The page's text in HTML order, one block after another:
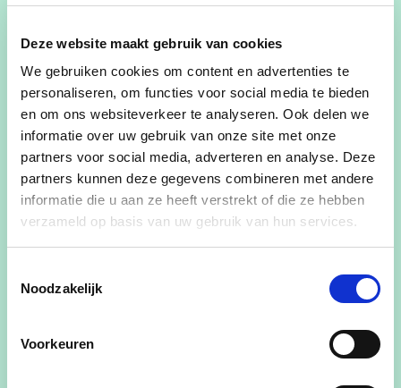
Deze website maakt gebruik van cookies
We gebruiken cookies om content en advertenties te
personaliseren, om functies voor social media te bieden
en om ons websiteverkeer te analyseren. Ook delen we
informatie over uw gebruik van onze site met onze
partners voor social media, adverteren en analyse. Deze
partners kunnen deze gegevens combineren met andere
informatie die u aan ze heeft verstrekt of die ze hebben
verzameld op basis van uw gebruik van hun services.
Noodzakelijk
Voorkeuren
Gehuwd met Inge en papa van Elodie, Leon
en Lou
Zou een goede olifant zijn: onbaatzuchtig,
toegewijd en beschermend
"Ik wil ervoor zorgen dat onze Laakdalse kinderen
en alle inwoners kunnen blijven groeien in een
mooie en veilige omgeving met behoud van ons
landelijk karakter."
Fluvius Limburg - plaatsvervangend lid Algemene
LeefGoed - lid van het Bestuursorgaan